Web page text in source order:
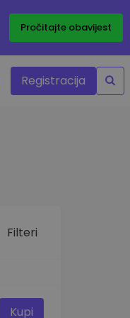
Pročitajte obavijest
Registracija
Filteri
Kupi